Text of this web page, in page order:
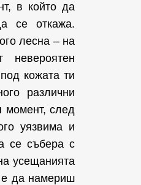
в който да
се откажа.
лесна – на
невероятен
кожата ти
различни
момент, след
уязвима и
се събера с
усещанията
е да намериш